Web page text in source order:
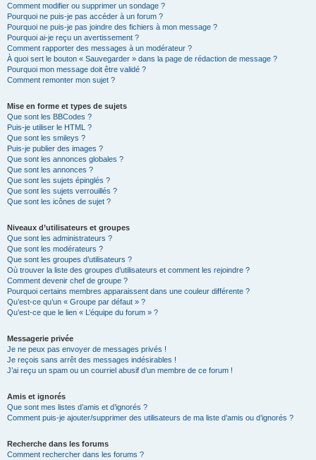
Comment modifier ou supprimer un sondage ?
Pourquoi ne puis-je pas accéder à un forum ?
Pourquoi ne puis-je pas joindre des fichiers à mon message ?
Pourquoi ai-je reçu un avertissement ?
Comment rapporter des messages à un modérateur ?
À quoi sert le bouton « Sauvegarder » dans la page de rédaction de message ?
Pourquoi mon message doit être validé ?
Comment remonter mon sujet ?
Mise en forme et types de sujets
Que sont les BBCodes ?
Puis-je utiliser le HTML ?
Que sont les smileys ?
Puis-je publier des images ?
Que sont les annonces globales ?
Que sont les annonces ?
Que sont les sujets épinglés ?
Que sont les sujets verrouillés ?
Que sont les icônes de sujet ?
Niveaux d’utilisateurs et groupes
Que sont les administrateurs ?
Que sont les modérateurs ?
Que sont les groupes d’utilisateurs ?
Où trouver la liste des groupes d’utilisateurs et comment les rejoindre ?
Comment devenir chef de groupe ?
Pourquoi certains membres apparaissent dans une couleur différente ?
Qu’est-ce qu’un « Groupe par défaut » ?
Qu’est-ce que le lien « L’équipe du forum » ?
Messagerie privée
Je ne peux pas envoyer de messages privés !
Je reçois sans arrêt des messages indésirables !
J’ai reçu un spam ou un courriel abusif d’un membre de ce forum !
Amis et ignorés
Que sont mes listes d’amis et d’ignorés ?
Comment puis-je ajouter/supprimer des utilisateurs de ma liste d’amis ou d’ignorés ?
Recherche dans les forums
Comment rechercher dans les forums ?